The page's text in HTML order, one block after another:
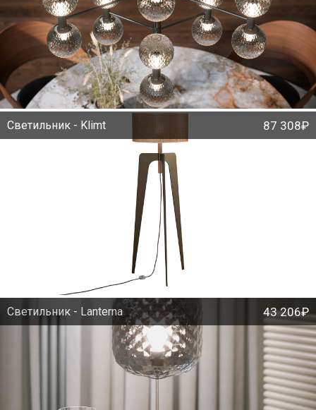
Светильник - Klimt 87 308₽
Светильник - Lanterna 43 206₽